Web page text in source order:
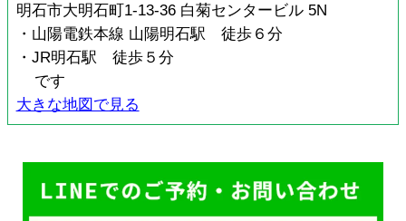
明石市大明石町1-13-36 白菊センタービル 5N
・山陽電鉄本線 山陽明石駅 徒歩６分
・JR明石駅 徒歩５分
です
大きな地図で見る